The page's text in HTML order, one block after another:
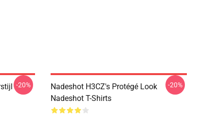
-20%
Nadeshot H3CZ's Protégé Look
Nadeshot T-Shirts
-20%